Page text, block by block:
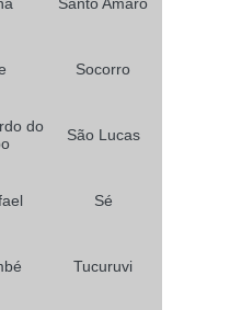
Socorro
do
São Lucas
Sé
Tucuruvi